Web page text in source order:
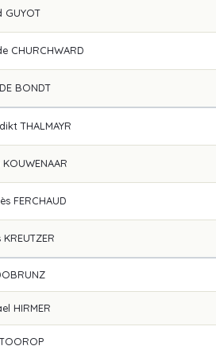
GUYOT
CHURCHWARD
DE BONDT
THALMAYR
KOUWENAAR
FERCHAUD
KREUTZER
HIRMER
TOOROP